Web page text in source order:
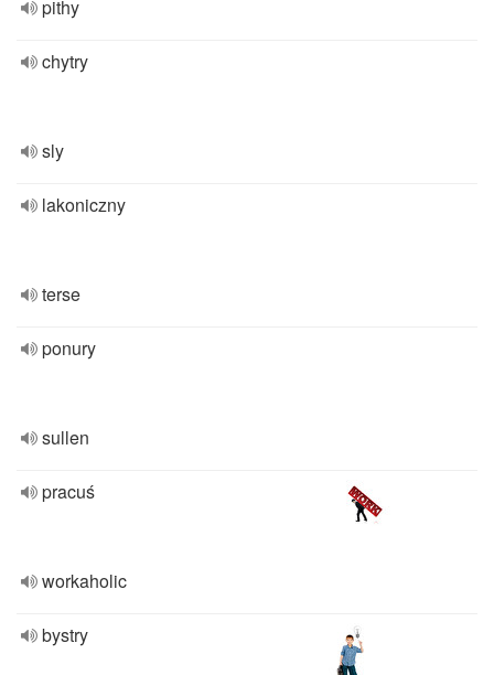
pithy
chytry
sly
lakoniczny
terse
ponury
sullen
pracuś
workaholic
bystry